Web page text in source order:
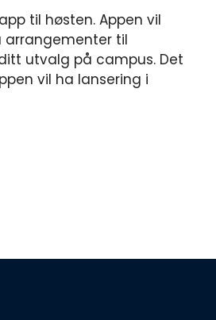
til høsten. Appen vil
arrangementer til
utvalg på campus. Det
vil ha lansering i